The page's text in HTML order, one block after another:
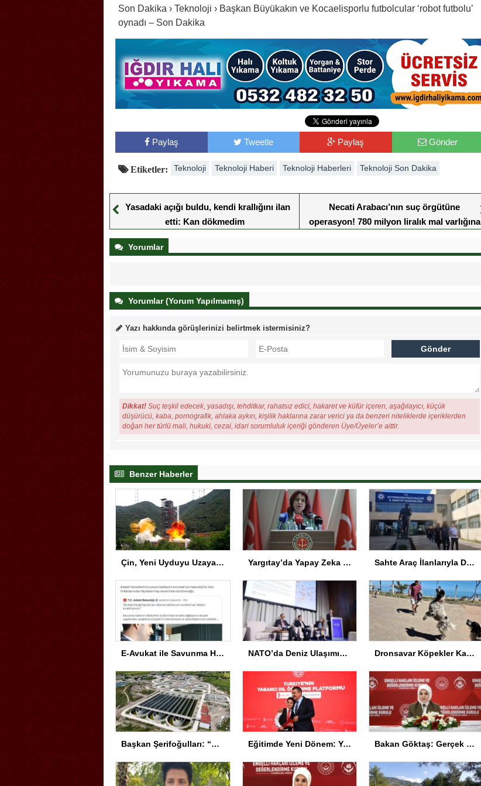
Son Dakika › Teknoloji › Başkan Büyükakın ve Kocaelisporlu futbolcular ‘robot futbolu’
oynadı – Son Dakika
Paylaş Tweetle Paylaş Gönder
Etiketler: Teknoloji Teknoloji Haberi Teknoloji Haberleri Teknoloji Son Dakika
Yasadaki açığı buldu, kendi krallığını ilan
etti: Kan dökmedim
Necati Arabacı’nın suç örgütüne
operasyon! 780 milyon liralık mal varlığına
Yorumlar
Yorumlar (Yorum Yapılmamış)
Yazı hakkında görüşlerinizi belirtmek istermisiniz?
Dikkat! Suç teşkil edecek, yasadışı, tehditkar, rahatsız edici, hakaret ve küfür içeren, aşağılayıcı, küçük
düşürücü, kaba, pornografik, ahlaka aykırı, kişilik haklarına zarar verici ya da benzeri niteliklerde içeriklerden
doğan her türlü mali, hukuki, cezai, idari sorumluluk içeriği gönderen Üye/Üyeler’e aittir.
Benzer Haberler
Çin, Yeni Uyduyu Uzaya Gönderdi Yargıtay’da Yapay Zeka Sempozyumu Düzenlendi Sahte Araç İlanlarıyla Dolandırıcılık: 11 Gözaltı
E-Avukat ile Savunma Hakkı Gelişiyor NATO’da Deniz Ulaşımında Siber Güvenlik Vurgusu Dronsavar Köpekler Kapısuyu’nda
Başkan Şerifoğulları: “Kıymetli projeleri yatırıma dönüştürdük” Eğitimde Yeni Dönem: Yapay Zeka ve Türkçe Vurgusu Bakan Göktaş: Gerçek kalkınma engelli bireyleri kapsamalı